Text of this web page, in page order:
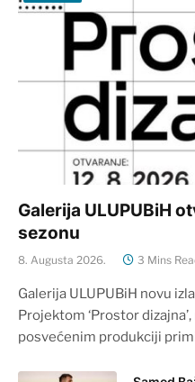
Galerija ULUPUBiH
sezonu
8. Augusta 2026. 3 Mins
Galerija ULUPUBiH novu
Projektom ‘Prostor
posvećenim produkciji